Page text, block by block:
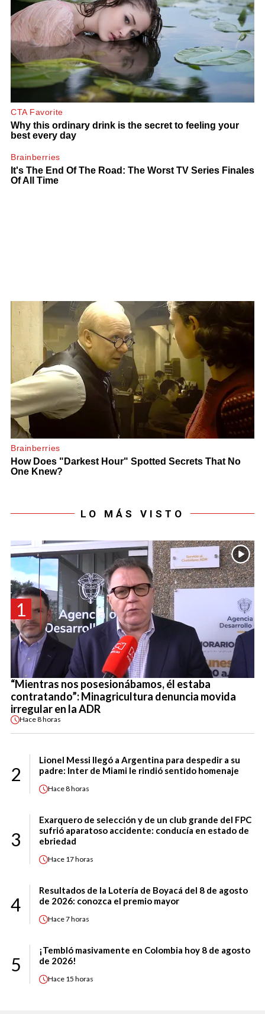
LO MÁS VISTO
1
“Mientras nos posesionábamos, él estaba
contratando”: Minagricultura denuncia movida
irregular en la ADR
Hace8 horas
2
Lionel Messi llegó a Argentina para despedir a su
padre: Inter de Miami le rindió sentido homenaje
Hace8 horas
3
Exarquero de selección y de un club grande del FPC
sufrió aparatoso accidente: conducía en estado de
ebriedad
Hace 17 horas
4
Resultados de la Lotería de Boyacá del 8 de agosto
de 2026: conozca el premio mayor
Hace7 horas
5
¡Tembló masivamente en Colombia hoy 8 de agosto
de 2026!
Hace 15 horas